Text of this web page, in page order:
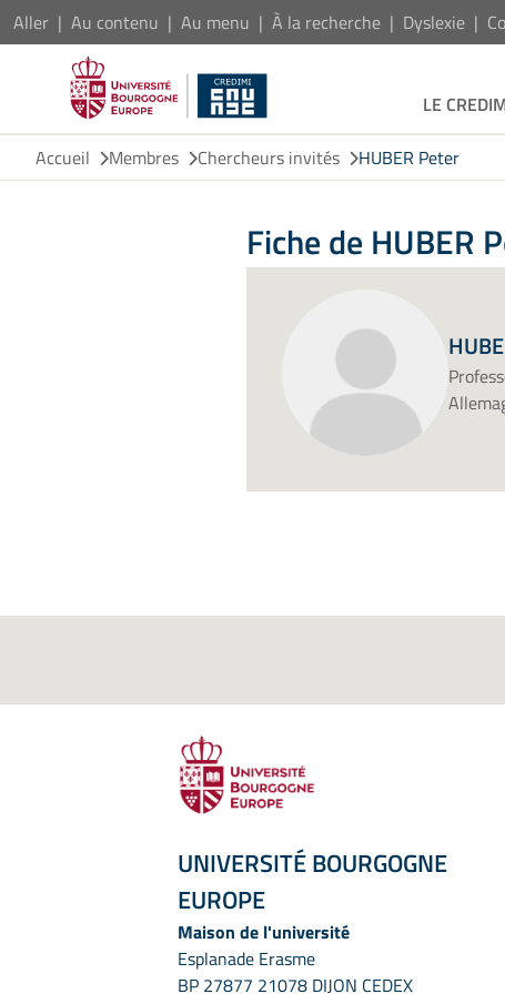
Aller Au contenu Au menu À la recherche Dyslexie
LE
Accueil
Membres Chercheurs invités HUBER Peter
Fiche de HUBER
UNIVERSITÉ BOURGOGNE
EUROPE
Maison de l'université
Esplanade Erasme
BP 27877 21078 DIJON CEDEX